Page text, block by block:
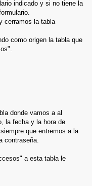
indicado y si no tiene la
cerramos la tabla
como origen la tabla que
donde vamos a al
la fecha y la hora de
que entremos a la
contraseña.
a esta tabla le